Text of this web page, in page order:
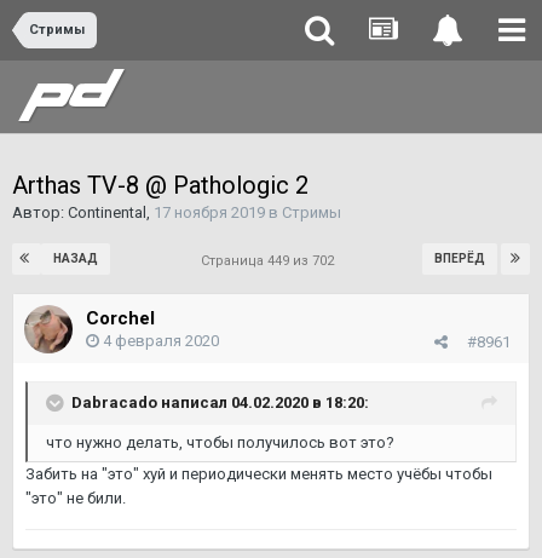
Стримы
Arthas TV-8 @ Pathologic 2
Автор: Continental , 17 ноября 2019 в Стримы
НАЗАД ВПЕРЁД
Страница 449 из 702
Corchel
#8961
4 февраля 2020
Dabracado написал 04.02.2020 в 18:20:
что нужно делать, чтобы получилось вот это?
Забить на "это" хуй и периодически менять место учёбы чтобы
"это" не били.